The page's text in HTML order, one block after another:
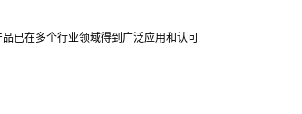
已在多个行业领域得到广泛应用和认可